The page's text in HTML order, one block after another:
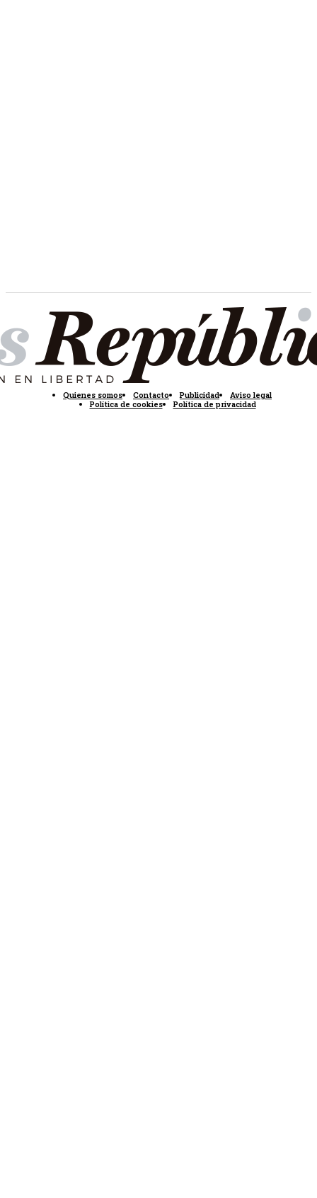
Quienes somos Contacto Publicidad
Aviso legal
Política de cookies
Política de privacidad